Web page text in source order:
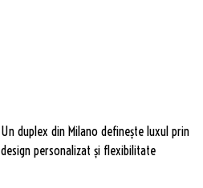
Un duplex din Milano definește luxul prin
design personalizat și flexibilitate